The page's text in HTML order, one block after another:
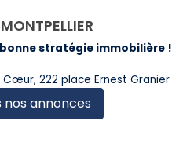
stratégie immobilière !
222 place Ernest Granier
annonces